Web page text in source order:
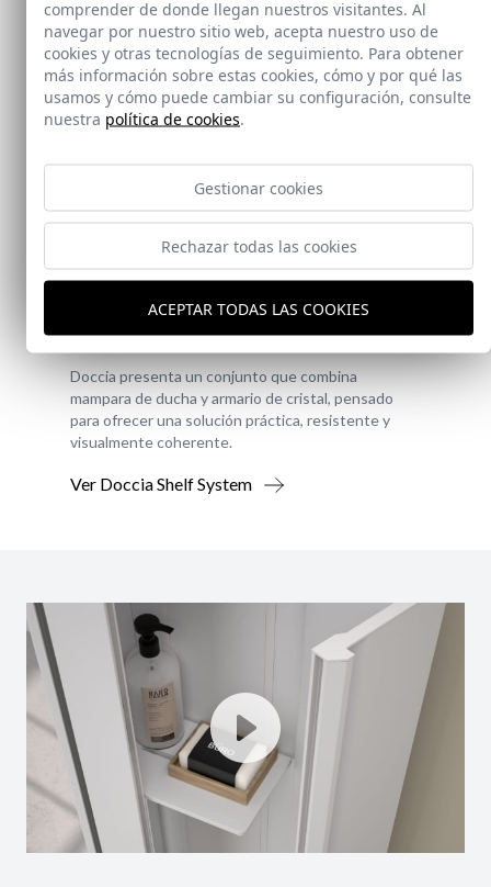
Doccia Shelf System
Doccia presenta un conjunto que combina
mampara de ducha y armario de cristal, pensado
para ofrecer una solución práctica, resistente y
visualmente coherente.
Ver Doccia Shelf System
comprender de donde llegan nuestros visitantes. Al
navegar por nuestro sitio web, acepta nuestro uso de
cookies y otras tecnologías de seguimiento. Para obtener
más información sobre estas cookies, cómo y por qué las
usamos y cómo puede cambiar su configuración, consulte
nuestra política de cookies.
Gestionar cookies
Rechazar todas las cookies
ACEPTAR TODAS LAS COOKIES